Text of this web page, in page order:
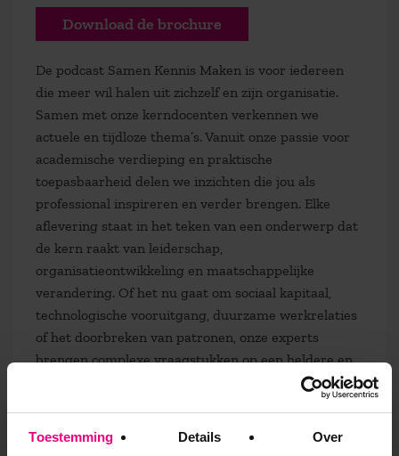
Toestemming Details Over
Download de brochure
De podcast Samen Kennis Maken is voor iedereen
die meer wil halen uit zichzelf en zijn organisatie.
Samen met onze kerndocenten verkennen we
actuele en tijdloze thema’s. Vanuit onze passie voor
academische verdieping en praktische
toepasbaarheid delen we inzichten die jou als
professional inspireren en verder brengen. Elke
aflevering staat in het teken van een onderwerp dat
de kern raakt van leiderschap,
organisatieontwikkeling en maatschappelijke
verandering. Of het nu gaat om sociaal kapitaal,
technologische vooruitgang, duurzame werkrelaties
of het doorbreken van patronen, onze experts
brengen complexe vraagstukken op een heldere en
toegankelijke manier in beeld. Benieuwd naar de
Samen Kennis Maken | Podcast